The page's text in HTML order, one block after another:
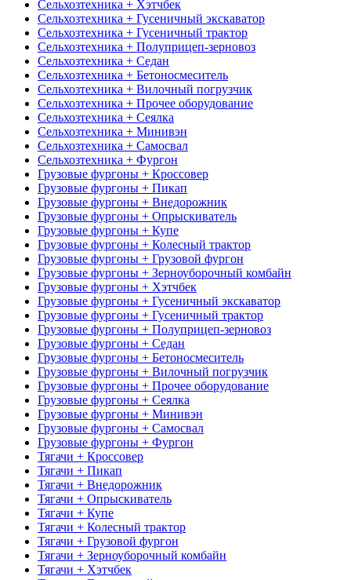
Сельхозтехника + Хэтчбек
Сельхозтехника + Гусеничный экскаватор
Сельхозтехника + Гусеничный трактор
Сельхозтехника + Полуприцеп-зерновоз
Сельхозтехника + Седан
Сельхозтехника + Бетоносмеситель
Сельхозтехника + Вилочный погрузчик
Сельхозтехника + Прочее оборудование
Сельхозтехника + Сеялка
Сельхозтехника + Минивэн
Сельхозтехника + Самосвал
Сельхозтехника + Фургон
Грузовые фургоны + Кроссовер
Грузовые фургоны + Пикап
Грузовые фургоны + Внедорожник
Грузовые фургоны + Опрыскиватель
Грузовые фургоны + Купе
Грузовые фургоны + Колесный трактор
Грузовые фургоны + Грузовой фургон
Грузовые фургоны + Зерноуборочный комбайн
Грузовые фургоны + Хэтчбек
Грузовые фургоны + Гусеничный экскаватор
Грузовые фургоны + Гусеничный трактор
Грузовые фургоны + Полуприцеп-зерновоз
Грузовые фургоны + Седан
Грузовые фургоны + Бетоносмеситель
Грузовые фургоны + Вилочный погрузчик
Грузовые фургоны + Прочее оборудование
Грузовые фургоны + Сеялка
Грузовые фургоны + Минивэн
Грузовые фургоны + Самосвал
Грузовые фургоны + Фургон
Тягачи + Кроссовер
Тягачи + Пикап
Тягачи + Внедорожник
Тягачи + Опрыскиватель
Тягачи + Купе
Тягачи + Колесный трактор
Тягачи + Грузовой фургон
Тягачи + Зерноуборочный комбайн
Тягачи + Хэтчбек